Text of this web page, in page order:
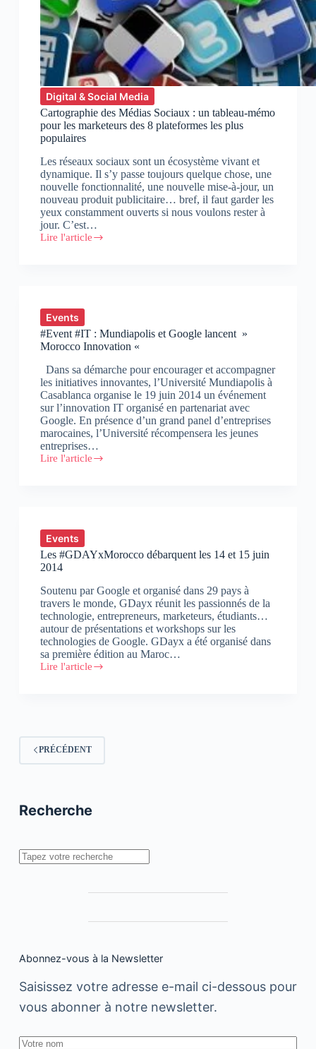
Digital & Social Media
Cartographie des Médias Sociaux : un tableau-mémo
pour les marketeurs des 8 plateformes les plus
populaires
Les réseaux sociaux sont un écosystème vivant et
dynamique. Il s’y passe toujours quelque chose, une
nouvelle fonctionnalité, une nouvelle mise-à-jour, un
nouveau produit publicitaire… bref, il faut garder les
yeux constamment ouverts si nous voulons rester à
jour. C’est…
Lire l'article
Cartographie
tableau-
mémo
pour
les
des
8
plateformes
les
plus
populaires
Events
#Event #IT : Mundiapolis et Google lancent »
Morocco Innovation «
Dans sa démarche pour encourager et accompagner
les initiatives innovantes, l’Université Mundiapolis à
Casablanca organise le 19 juin 2014 un événement
sur l’innovation IT organisé en partenariat avec
Google. En présence d’un grand panel d’entreprises
marocaines, l’Université récompensera les jeunes
entreprises…
Lire l'article
#Event
lancent
»
Morocco
Innovation
Events
Les #GDAYxMorocco débarquent les 14 et 15 juin
2014
Soutenu par Google et organisé dans 29 pays à
travers le monde, GDayx réunit les passionnés de la
technologie, entrepreneurs, marketeurs, étudiants…
autour de présentations et workshops sur les
technologies de Google. GDayx a été organisé dans
sa première édition au Maroc…
Lire l'article
Les
juin
2014
PRÉCÉDENT
Recherche
Rechercher
Abonnez-vous à la Newsletter
Saisissez votre adresse e-mail ci-dessous pour
vous abonner à notre newsletter.